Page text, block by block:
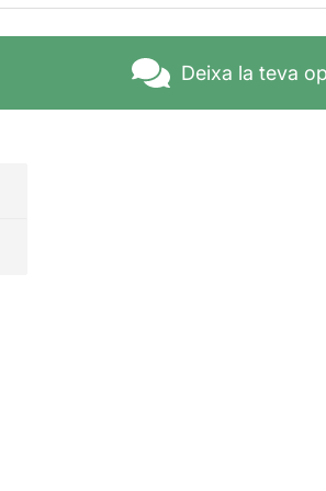
material amb el que treballa, ja que
permetent-se a més la llicencia
picar l'ullet als espectadors que no
Deixa la teva